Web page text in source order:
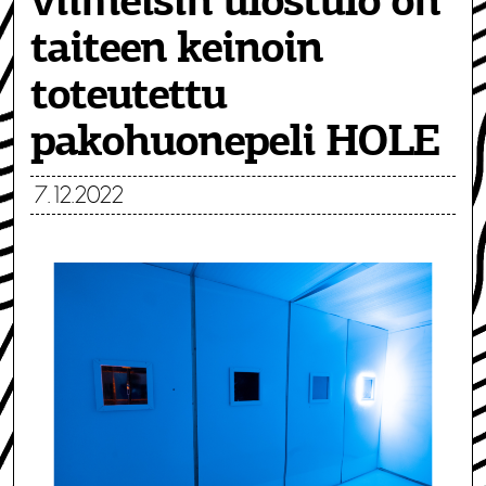
taiteen keinoin
toteutettu
pakohuonepeli HOLE
7.12.2022